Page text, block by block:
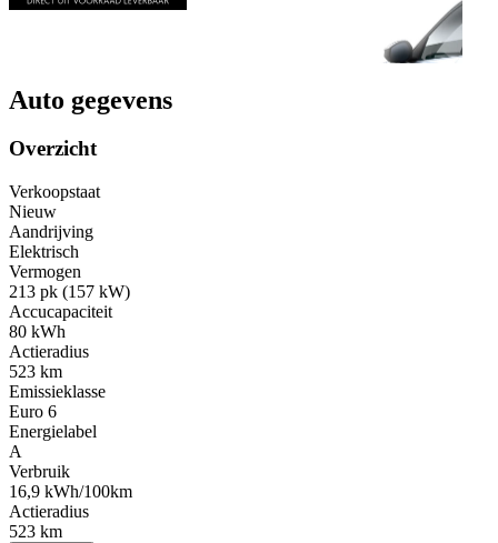
Auto gegevens
Overzicht
Verkoopstaat
Nieuw
Aandrijving
Elektrisch
Vermogen
213 pk (157 kW)
Accucapaciteit
80 kWh
Actieradius
523 km
Emissieklasse
Euro 6
Energielabel
A
Verbruik
16,9 kWh/100km
Actieradius
523 km